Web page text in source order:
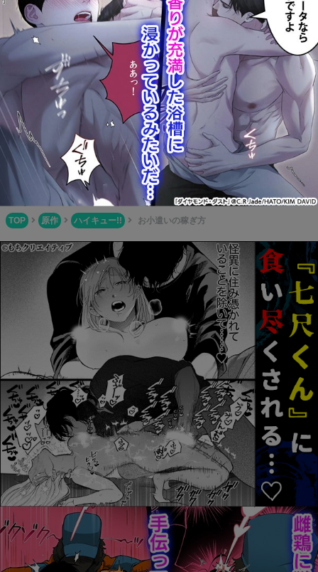
実しているので探したい同人誌が見つかるはず！
Boys Books(ボーイズブックス)
BL同人誌が簡単に一気読み！1タップで本編全てが読めちゃ
う便利なサイト！
ふじょコミ！
腐女子御用達の新定番サイト！色々なアニメやゲームの優良
BL作品が多数掲載されています！
TOP 原作 ハイキュー!! お小遣いの稼ぎ方